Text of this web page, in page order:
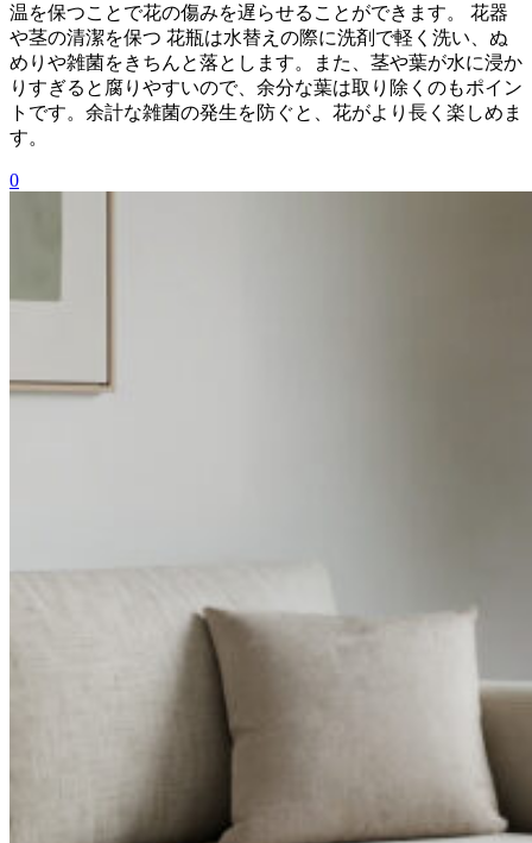
温を保つことで花の傷みを遅らせることができます。 花器
や茎の清潔を保つ 花瓶は水替えの際に洗剤で軽く洗い、ぬ
めりや雑菌をきちんと落とします。また、茎や葉が水に浸か
りすぎると腐りやすいので、余分な葉は取り除くのもポイン
トです。余計な雑菌の発生を防ぐと、花がより長く楽しめま
す。
0